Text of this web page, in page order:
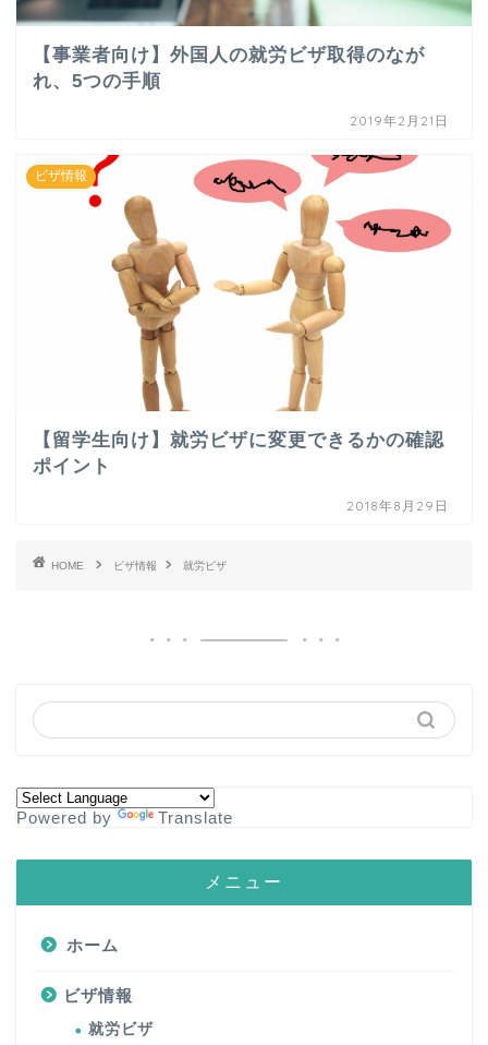
【事業者向け】外国人の就労ビザ取得のなが
れ、5つの手順
2019年2月21日
ビザ情報
【留学生向け】就労ビザに変更できるかの確認
ポイント
2018年8月29日
HOME ビザ情報 就労ビザ
Powered by Translate
メニュー
ホーム
ビザ情報
就労ビザ